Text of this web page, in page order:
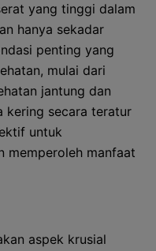
yang tinggi dalam
hanya sekadar
penting yang
mulai dari
jantung dan
kering secara teratur
untuk
memperoleh manfaat
aspek krusial